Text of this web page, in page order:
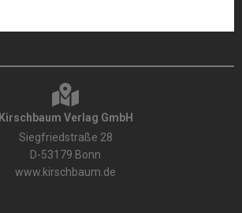
Kirschbaum Verlag GmbH
Siegfriedstraße 28
D-53179 Bonn
www.kirschbaum.de